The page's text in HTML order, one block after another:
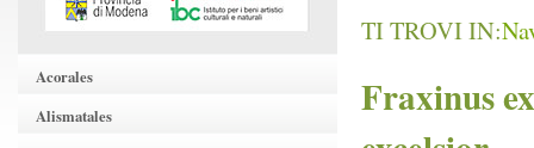
Acorales
Alismatales
TI TROVI IN:
Fraxinus